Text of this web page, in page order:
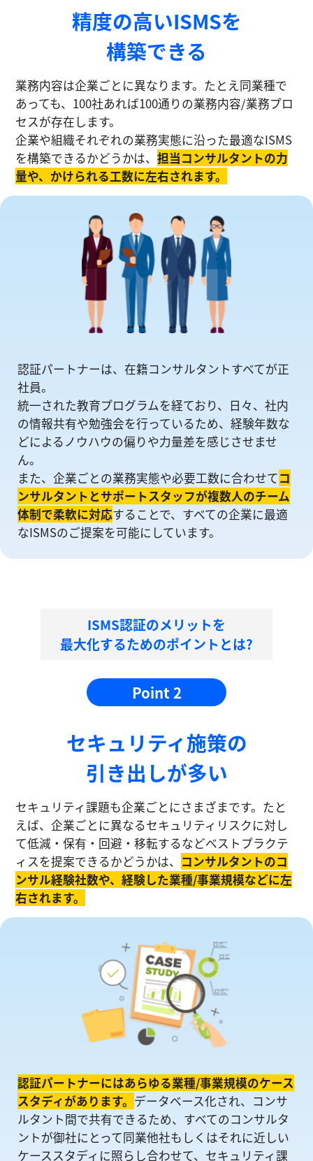
精度の⾼いISMSを
構築できる
業務内容は企業ごとに異なります。たとえ同業種で
あっても、100社あれば100通りの業務内容/業務プロ
セスが存在します。
企業や組織それぞれの業務実態に沿った最適なISMS
を構築できるかどうかは、担当コンサルタントの⼒
量や、かけられる工数に左右されます。
認証パートナーは、在籍コンサルタントすべてが正
社員。
統一された教育プログラムを経ており、日々、社内
の情報共有や勉強会を⾏っているため、経験年数な
どによるノウハウの偏りや⼒量差を感じさせませ
ん。
また、企業ごとの業務実態や必要工数に合わせてコ
ンサルタントとサポートスタッフが複数人のチーム
体制で柔軟に対応することで、すべての企業に最適
なISMSのご提案を可能にしています。
ISMS認証のメリットを
最大化するためのポイントとは?
Point 2
セキュリティ施策の
引き出しが多い
セキュリティ課題も企業ごとにさまざまです。たと
えば、企業ごとに異なるセキュリティリスクに対し
て低減・保有・回避・移転するなどベストプラクテ
ィスを提案できるかどうかは、 コンサルタントのコ
ンサル経験社数や、経験した業種/事業規模などに左
右されます。
認証パートナーにはあらゆる業種/事業規模のケース
スタディがあります。 データベース化され、コンサ
ルタント間で共有できるため、すべてのコンサルタ
ントが御社にとって同業他社もしくはそれに近しい
ケーススタディに照らし合わせて、セキュリティ課